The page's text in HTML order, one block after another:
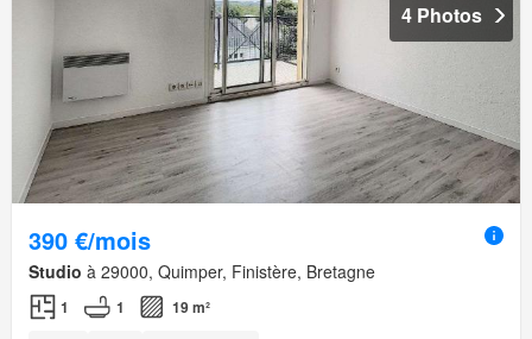
4 Photos
390 €/mois
Studio à 29000, Quimper, Finistère, Bretagne
1 1 19 m²